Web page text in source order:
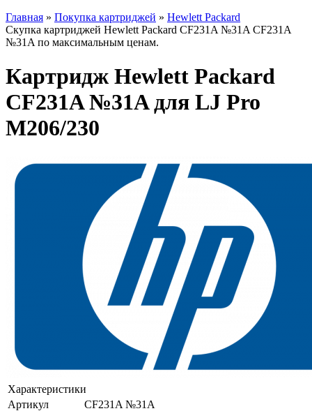
Главная » Покупка картриджей » Hewlett Packard
Скупка картриджей Hewlett Packard CF231A №31A CF231A
№31A по максимальным ценам.
Картридж Hewlett Packard
CF231A №31A для LJ Pro
M206/230
Характеристики
Артикул
CF231A №31A